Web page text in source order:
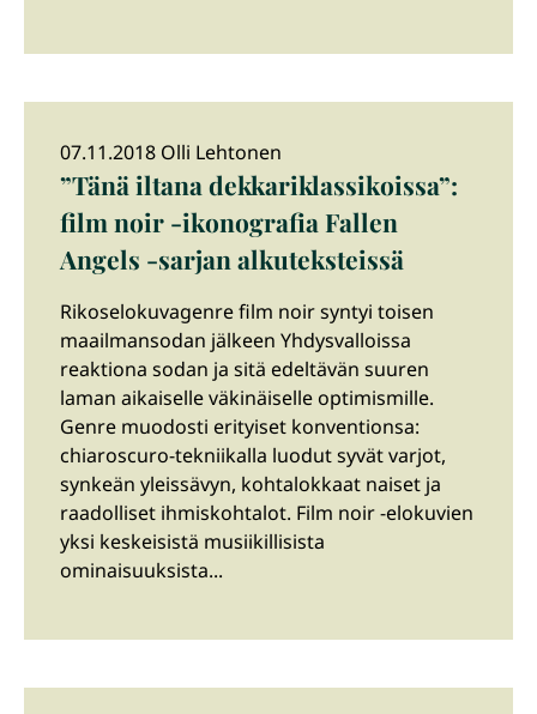
07.11.2018 Olli Lehtonen
”Tänä iltana dekkariklassikoissa”:
film noir -ikonografia Fallen
Angels -sarjan alkuteksteissä
Rikoselokuvagenre film noir syntyi toisen
maailmansodan jälkeen Yhdysvalloissa
reaktiona sodan ja sitä edeltävän suuren
laman aikaiselle väkinäiselle optimismille.
Genre muodosti erityiset konventionsa:
chiaroscuro-tekniikalla luodut syvät varjot,
synkeän yleissävyn, kohtalokkaat naiset ja
raadolliset ihmiskohtalot. Film noir -elokuvien
yksi keskeisistä musiikillisista
ominaisuuksista...